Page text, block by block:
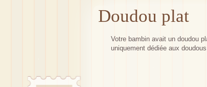
Doudou plat
Votre bambin avait un doudou
uniquement dédiée aux